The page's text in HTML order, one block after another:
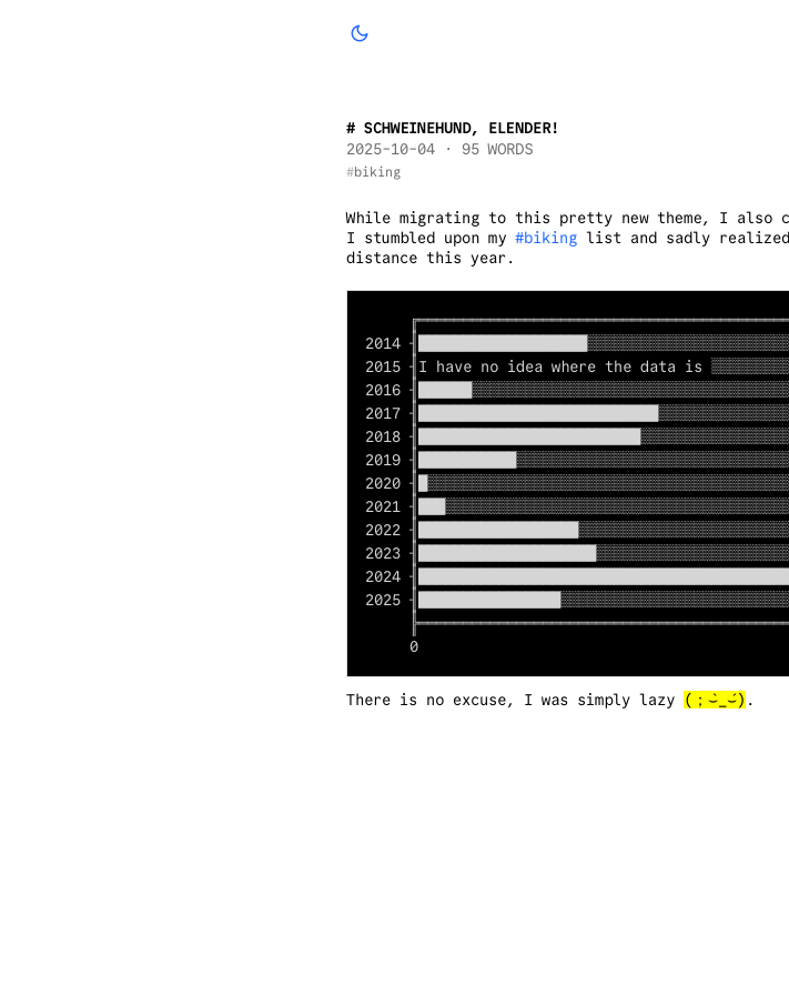
SCHWEINEHUND, ELENDER!
2025-10-04 · 95 WORDS
biking
While migrating to this pretty new theme, I also
I stumbled upon my #biking list and sadly
distance this year.
2014
2015 ╢I have no idea where the data is
2016
2017
2018
2019
2020
2021
2022
2023
2024
2025
There is no excuse, I was simply lazy (；⌣̀_⌣́) .